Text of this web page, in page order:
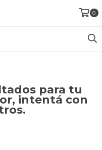
0
para tu
intentá con